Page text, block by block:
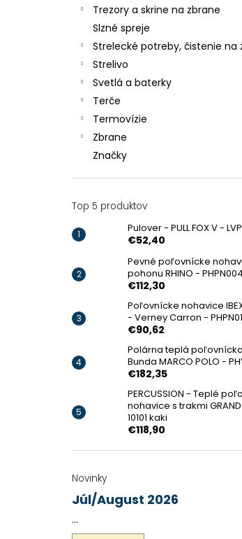
Trezory a skrine na zbrane
Slzné spreje
Strelecké potreby, čistenie na
Strelivo
Svetlá a baterky
Terče
Termovízie
Zbrane
Značky
Top 5 produktov
Pulover - PULL FOX V -
€52,40
Pevné poľovnícke
pohonu RHINO - PHPN004
€112,30
Poľovnícke nohavice
- Verney Carron -
€90,62
Polárna teplá
Bunda MARCO POLO -
€182,35
PERCUSSION - Teplé
nohavice s trakmi GRAND
10101 kaki
€118,90
Novinky
Júl/August 2026
...